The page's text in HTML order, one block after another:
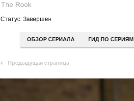
The Rook
Статус: Завершен
ОБЗОР СЕРИАЛА ГИД ПО СЕРИЯМ
Предыдущая страница